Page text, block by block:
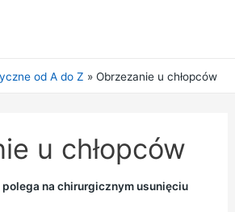
od A do Z Obrzezanie u chłopców
u chłopców
na chirurgicznym usunięciu